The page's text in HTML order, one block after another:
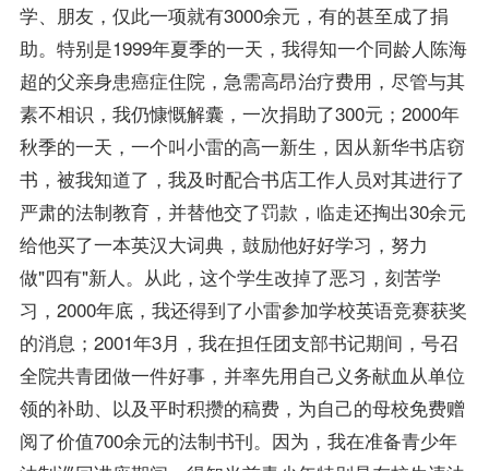
学、朋友，仅此一项就有3000余元，有的甚至成了捐
助。特别是1999年夏季的一天，我得知一个同龄人陈海
超的父亲身患癌症住院，急需高昂治疗费用，尽管与其
素不相识，我仍慷慨解囊，一次捐助了300元；2000年
秋季的一天，一个叫小雷的高一新生，因从新华书店窃
书，被我知道了，我及时配合书店工作人员对其进行了
严肃的法制教育，并替他交了罚款，临走还掏出30余元
给他买了一本英汉大词典，鼓励他好好学习，努力
做"四有"新人。从此，这个学生改掉了恶习，刻苦学
习，2000年底，我还得到了小雷参加学校英语竞赛获奖
的消息；2001年3月，我在担任团支部书记期间，号召
全院共青团做一件好事，并率先用自己义务献血从单位
领的补助、以及平时积攒的稿费，为自己的母校免费赠
阅了价值700余元的法制书刊。因为，我在准备青少年